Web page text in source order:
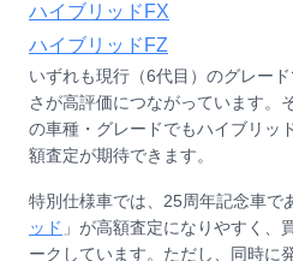
ハイブリッドFX
ハイブリッドFZ
いずれも現行（6代目）のグレー
さが高評価につながっています。
の車種・グレードでもハイブリッ
額査定が期待できます。
特別仕様車では、25周年記念車で
ッド 」が高額査定になりやすく、
ークしています。ただし、同時に